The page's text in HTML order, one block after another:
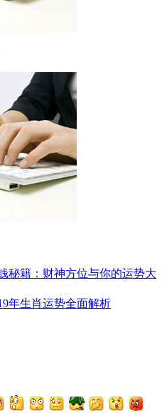
秘籍：财神方位与你的运势大
年生肖运势全面解析